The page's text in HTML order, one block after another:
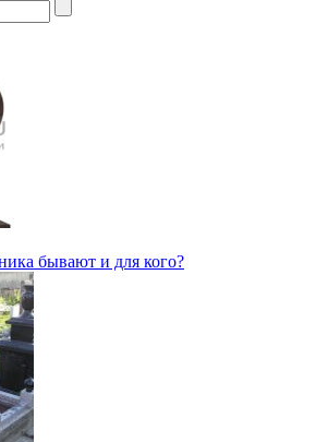
бывают и для кого?